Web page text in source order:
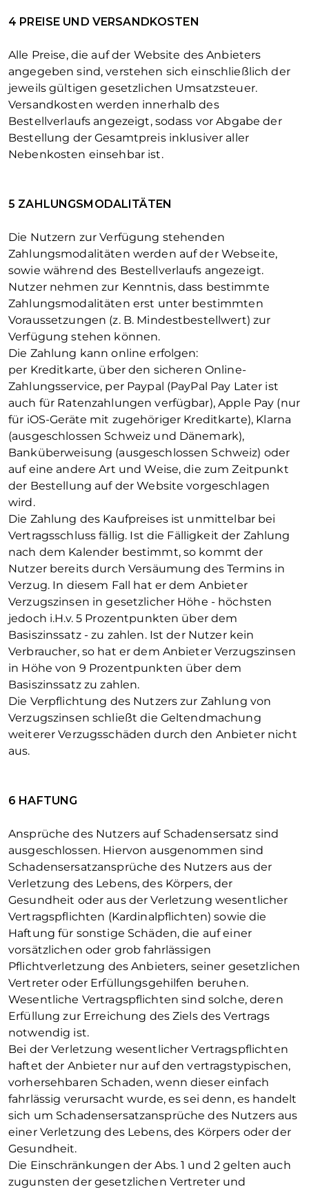
4 PREISE UND VERSANDKOSTEN
Alle Preise, die auf der Website des Anbieters
angegeben sind, verstehen sich einschließlich der
jeweils gültigen gesetzlichen Umsatzsteuer.
Versandkosten werden innerhalb des
Bestellverlaufs angezeigt, sodass vor Abgabe der
Bestellung der Gesamtpreis inklusiver aller
Nebenkosten einsehbar ist.
5 ZAHLUNGSMODALITÄTEN
Die Nutzern zur Verfügung stehenden
Zahlungsmodalitäten werden auf der Webseite,
sowie während des Bestellverlaufs angezeigt.
Nutzer nehmen zur Kenntnis, dass bestimmte
Zahlungsmodalitäten erst unter bestimmten
Voraussetzungen (z. B. Mindestbestellwert) zur
Verfügung stehen können.
Die Zahlung kann online erfolgen:
per Kreditkarte, über den sicheren Online-
Zahlungsservice, per Paypal (PayPal Pay Later ist
auch für Ratenzahlungen verfügbar), Apple Pay (nur
für iOS-Geräte mit zugehöriger Kreditkarte), Klarna
(ausgeschlossen Schweiz und Dänemark),
Banküberweisung (ausgeschlossen Schweiz) oder
auf eine andere Art und Weise, die zum Zeitpunkt
der Bestellung auf der Website vorgeschlagen
wird.
Die Zahlung des Kaufpreises ist unmittelbar bei
Vertragsschluss fällig. Ist die Fälligkeit der Zahlung
nach dem Kalender bestimmt, so kommt der
Nutzer bereits durch Versäumung des Termins in
Verzug. In diesem Fall hat er dem Anbieter
Verzugszinsen in gesetzlicher Höhe - höchsten
jedoch i.H.v. 5 Prozentpunkten über dem
Basiszinssatz - zu zahlen. Ist der Nutzer kein
Verbraucher, so hat er dem Anbieter Verzugszinsen
in Höhe von 9 Prozentpunkten über dem
Basiszinssatz zu zahlen.
Die Verpflichtung des Nutzers zur Zahlung von
Verzugszinsen schließt die Geltendmachung
weiterer Verzugsschäden durch den Anbieter nicht
aus.
6 HAFTUNG
Ansprüche des Nutzers auf Schadensersatz sind
ausgeschlossen. Hiervon ausgenommen sind
Schadensersatzansprüche des Nutzers aus der
Verletzung des Lebens, des Körpers, der
Gesundheit oder aus der Verletzung wesentlicher
Vertragspflichten (Kardinalpflichten) sowie die
Haftung für sonstige Schäden, die auf einer
vorsätzlichen oder grob fahrlässigen
Pflichtverletzung des Anbieters, seiner gesetzlichen
Vertreter oder Erfüllungsgehilfen beruhen.
Wesentliche Vertragspflichten sind solche, deren
Erfüllung zur Erreichung des Ziels des Vertrags
notwendig ist.
Bei der Verletzung wesentlicher Vertragspflichten
haftet der Anbieter nur auf den vertragstypischen,
vorhersehbaren Schaden, wenn dieser einfach
fahrlässig verursacht wurde, es sei denn, es handelt
sich um Schadensersatzansprüche des Nutzers aus
einer Verletzung des Lebens, des Körpers oder der
Gesundheit.
Die Einschränkungen der Abs. 1 und 2 gelten auch
zugunsten der gesetzlichen Vertreter und